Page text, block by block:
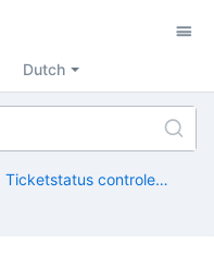
Dutch
Ticketstatus controleren